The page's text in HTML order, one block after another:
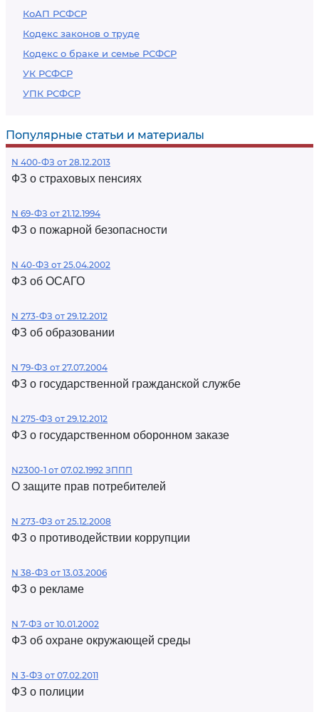
КоАП РСФСР
Кодекс законов о труде
Кодекс о браке и семье РСФСР
УК РСФСР
УПК РСФСР
Популярные статьи и материалы
N 400-ФЗ от 28.12.2013
ФЗ о страховых пенсиях
N 69-ФЗ от 21.12.1994
ФЗ о пожарной безопасности
N 40-ФЗ от 25.04.2002
ФЗ об ОСАГО
N 273-ФЗ от 29.12.2012
ФЗ об образовании
N 79-ФЗ от 27.07.2004
ФЗ о государственной гражданской службе
N 275-ФЗ от 29.12.2012
ФЗ о государственном оборонном заказе
N2300-1 от 07.02.1992 ЗППП
О защите прав потребителей
N 273-ФЗ от 25.12.2008
ФЗ о противодействии коррупции
N 38-ФЗ от 13.03.2006
ФЗ о рекламе
N 7-ФЗ от 10.01.2002
ФЗ об охране окружающей среды
N 3-ФЗ от 07.02.2011
ФЗ о полиции